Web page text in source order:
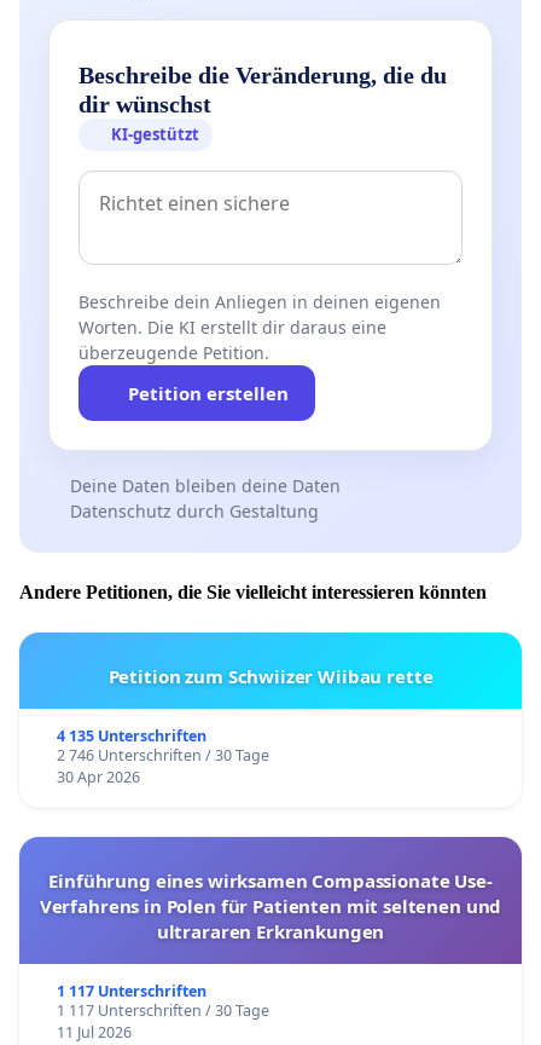
Beschreibe die Veränderung, die du
dir wünschst
KI-gestützt
Beschreibe dein Anliegen in deinen eigenen
Worten. Die KI erstellt dir daraus eine
überzeugende Petition.
Petition erstellen
Deine Daten bleiben deine Daten
Datenschutz durch Gestaltung
Andere Petitionen, die Sie vielleicht interessieren könnten
Petition zum Schwiizer Wiibau rette
4 135 Unterschriften
2 746 Unterschriften / 30 Tage
30 Apr 2026
Einführung eines wirksamen Compassionate Use-
Verfahrens in Polen für Patienten mit seltenen und
ultrararen Erkrankungen
1 117 Unterschriften
1 117 Unterschriften / 30 Tage
11 Jul 2026